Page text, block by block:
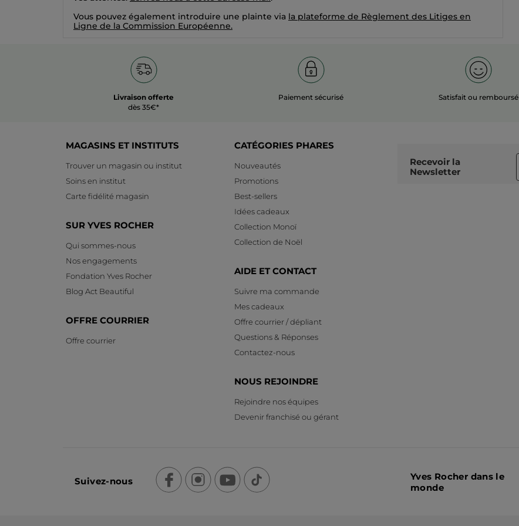
Vous pouvez également introduire une plainte via la plateforme de Règlement des Litiges en
Ligne de la Commission Européenne.
Livraison offerte
dès 35€*
Paiement sécurisé Satisfait ou remboursé
MAGASINS ET INSTITUTS
Trouver un magasin ou institut
Soins en institut
Carte fidélité magasin
SUR YVES ROCHER
Qui sommes-nous
Nos engagements
Fondation Yves Rocher
Blog Act Beautiful
OFFRE COURRIER
Offre courrier
CATÉGORIES PHARES
Nouveautés
Promotions
Best-sellers
Idées cadeaux
Collection Monoï
Collection de Noël
AIDE ET CONTACT
Suivre ma commande
Mes cadeaux
Offre courrier / dépliant
Questions & Réponses
Contactez-nous
NOUS REJOINDRE
Rejoindre nos équipes
Devenir franchisé ou gérant
Recevoir la
Newsletter
Suivez-nous
Yves Rocher dans le
monde